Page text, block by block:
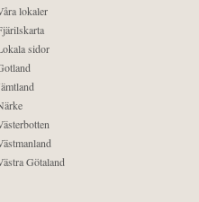
lokaler
sidor
Götaland